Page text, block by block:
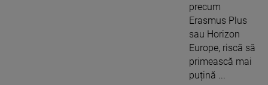
precum
Erasmus Plus
sau Horizon
Europe, riscă să
primească mai
puțină ...